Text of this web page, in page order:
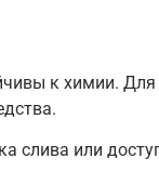
к химии. Для
слива или